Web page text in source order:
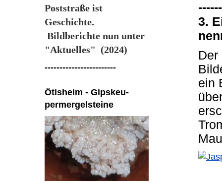
Poststraße ist
Geschichte.
Bildberichte nun unter
"Aktuelles" (2024)
------------------------
Ötisheim - Gipskeu-
permergelsteine
3.
ein